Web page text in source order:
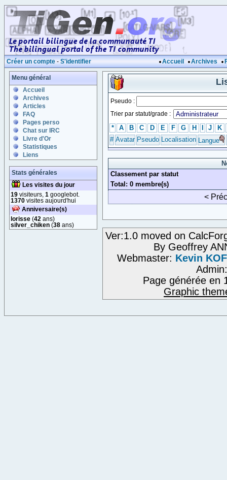
Créer un compte - S'identifier Accueil Archives
Menu général
Accueil
Archives
Articles
FAQ
Pages perso
Chat sur IRC
Livre d'Or
Statistiques
Liens
Stats générales
Les visites du jour
19 visiteurs, 1 googlebot.
1370 visites aujourd'hui
Anniversaire(s)
lorisse (42 ans)
silver_chiken (38 ans)
Pseudo :
Trier par statut/grade :
* A B C D E F G H J
K
# Avatar Pseudo Localisation Langue
Classement par statut
Total: 0 membre(s)
<
Ver:1.0 moved on
By Geoffrey
Webmaster: Kevin
Page générée en
Graphic